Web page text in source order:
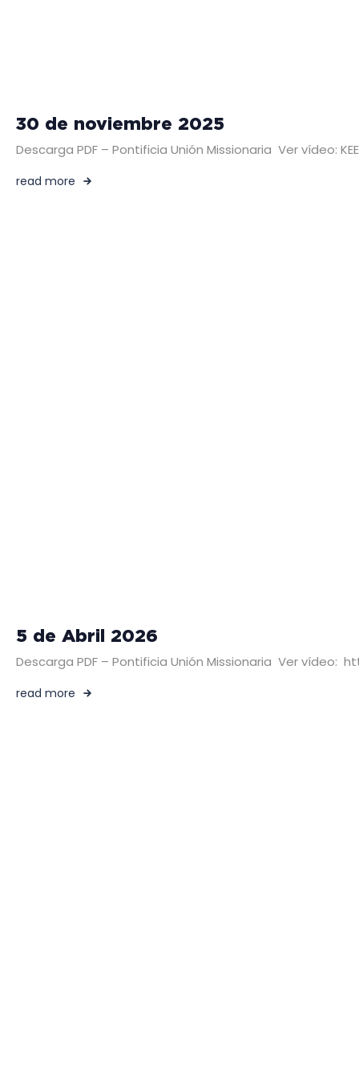
30 de noviembre 2025
Descarga PDF – Pontificia Unión Missionaria Ver vídeo:
read more
5 de Abril 2026
Descarga PDF – Pontificia Unión Missionaria Ver
read more